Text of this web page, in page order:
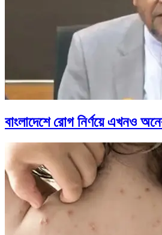
বাংলাদেশে রোগ নির্ণয়ে এখনও